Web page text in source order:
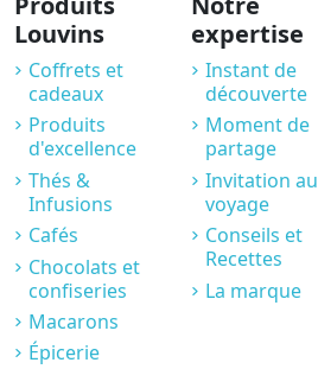
Louvins
Coffrets et
cadeaux
Produits
d'excellence
Thés &
Infusions
Cafés
Chocolats et
confiseries
Macarons
Épicerie
expertise
Instant de
découverte
Moment de
partage
Invitation au
voyage
Conseils et
Recettes
La marque